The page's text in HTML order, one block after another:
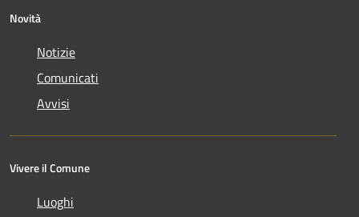
Novità
Notizie
Comunicati
Avvisi
Vivere il Comune
Luoghi